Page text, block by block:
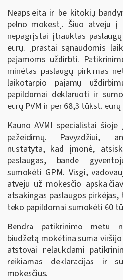
Neapsieita ir be kitokių
pelno mokestį. Šiuo atveju į
nepagrįstai įtrauktas
eurų. Įprastai sąnaudomis
pajamoms uždirbti.
minėtas paslaugų pirkimas
laikotarpio pajamų
papildomai deklaruoti ir
eurų PVM ir per 68,3 tūkst.
Kauno AVMI specialistai
pažeidimų. Pavyzdžiui,
nustatyta, kad įmonė,
paslaugas, bandė
sumokėti GPM. Visgi,
atveju už mokesčio
atsakingas paslaugos
teko papildomai sumokėti 60
Bendra patikrinimo metu
biudžetą mokėtina suma
atstovai nelaukdami
reikiamas deklaracijas ir
mokesčius.